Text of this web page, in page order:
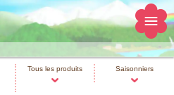
Tous les produits Saisonniers